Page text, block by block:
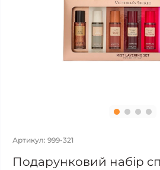
Артикул: 999-321
Подарунковий набір